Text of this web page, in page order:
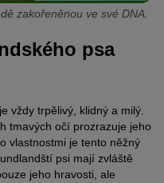
zakořeněnou ve své DNA.
psa
vždy trpělivý, klidný a milý.
tmavých očí prozrazuje jeho
vlastnostmi je tento něžný
psi mají zvláště
jeho hravosti, ale